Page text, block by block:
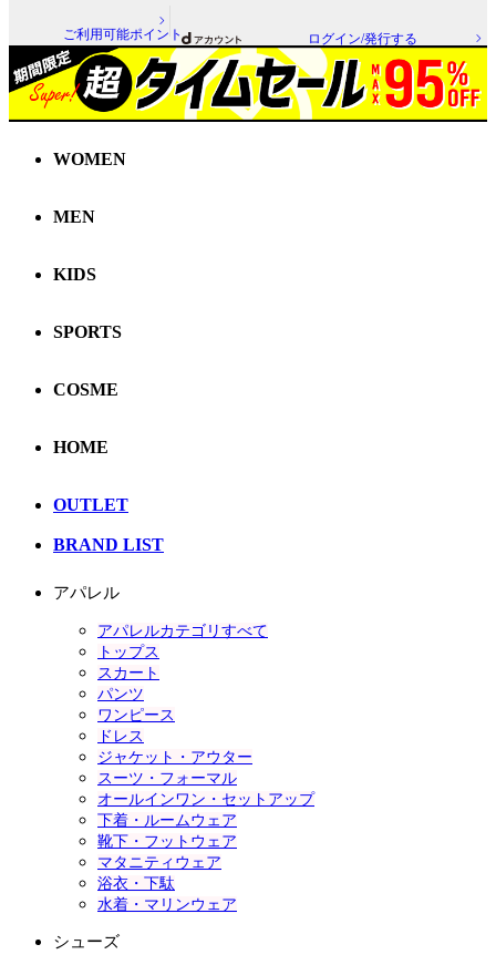
ご利用可能ポイント ログイン/発行する
WOMEN
MEN
KIDS
SPORTS
COSME
HOME
OUTLET
BRAND LIST
アパレル
アパレルカテゴリすべて
トップス
スカート
パンツ
ワンピース
ドレス
ジャケット・アウター
スーツ・フォーマル
オールインワン・セットアップ
下着・ルームウェア
靴下・フットウェア
マタニティウェア
浴衣・下駄
水着・マリンウェア
シューズ